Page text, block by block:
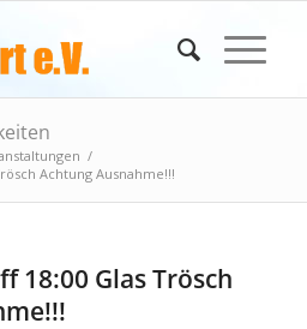
/
Achtung Ausnahme!!!
18:00 Glas Trösch